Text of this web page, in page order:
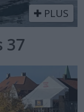
PLUS
37